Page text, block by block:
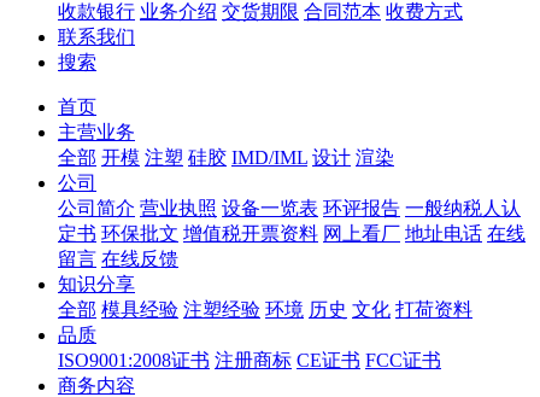
收款银行 业务介绍 交货期限 合同范本 收费方式
联系我们
搜索
首页
主营业务
全部 开模 注塑 硅胶 IMD/IML 设计 渲染
公司
公司简介 营业执照 设备一览表 环评报告 一般纳税人认
定书 环保批文 增值税开票资料 网上看厂 地址电话 在线
留言 在线反馈
知识分享
全部 模具经验 注塑经验 环境 历史 文化 打荷资料
品质
ISO9001:2008证书 注册商标 CE证书 FCC证书
商务内容